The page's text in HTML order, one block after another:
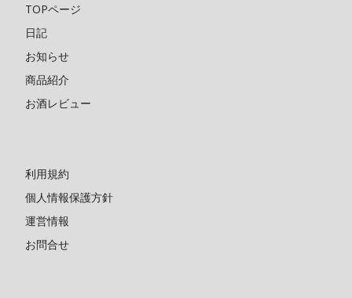
TOPページ
日記
お知らせ
商品紹介
お酒レビュー
利用規約
個人情報保護方針
運営情報
お問合せ